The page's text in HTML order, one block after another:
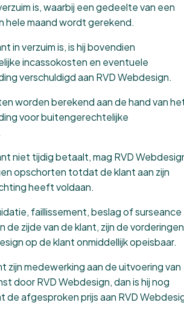
is, waarbij een gedeelte van een
hele maand wordt gerekend.
in verzuim is, is hij bovendien
incassokosten en eventuele
verschuldigd aan RVD Webdesign.
worden berekend aan de hand van
voor buitengerechtelijke
niet tijdig betaalt, mag RVD
opschorten totdat de klant aan zijn
heeft voldaan.
faillissement, beslag of surseance
de zijde van de klant, zijn de vorderingen
op de klant onmiddellijk opeisbaar.
zijn medewerking aan de uitvoering van
door RVD Webdesign, dan is hij nog
de afgesproken prijs aan RVD